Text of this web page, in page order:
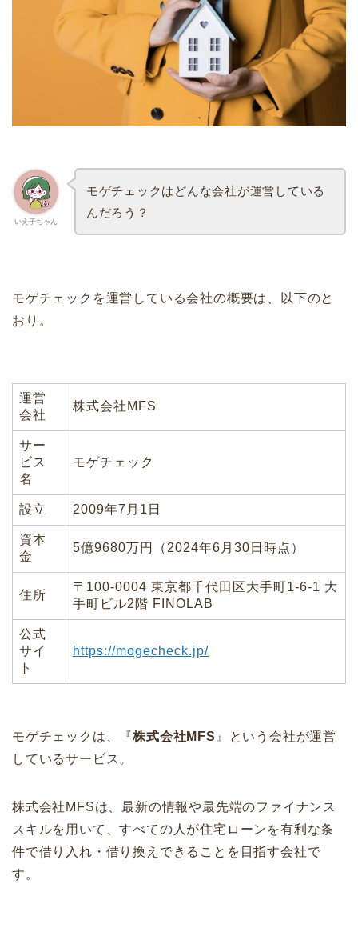
いえ子ちゃん
モゲチェックはどんな会社が運営している
んだろう？
モゲチェックを運営している会社の概要は、以下のと
おり。
運営
会社
株式会社MFS
サー
ビス
名
モゲチェック
設立 2009年7月1日
資本
金
5億9680万円（2024年6月30日時点）
住所
〒100-0004 東京都千代田区大手町1-6-1 大
手町ビル2階 FINOLAB
公式
サイ
ト
https://mogecheck.jp/
モゲチェックは、『株式会社MFS 』という会社が運営
しているサービス。
株式会社MFSは、最新の情報や最先端のファイナンス
スキルを用いて、すべての人が住宅ローンを有利な条
件で借り入れ・借り換えできることを目指す会社で
す。